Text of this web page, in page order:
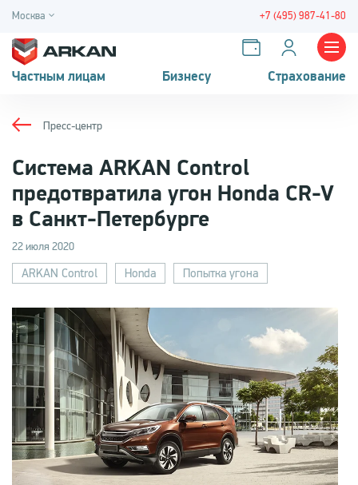
Москва +7 (495) 987-41-80
Частным лицам Бизнесу Страхование
Пресс-центр
Система ARKAN Control
предотвратила угон Honda CR-V
в Санкт-Петербурге
22 июля 2020
ARKAN Control Honda Попытка угона